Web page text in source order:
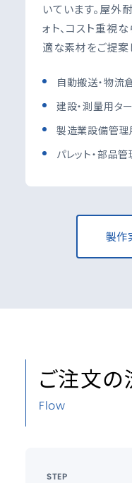
いています。屋外
ォト、コスト重視
適な素材をご提案
自動搬送・物流
建設・測量用タ
製造業設備管
パレット・部品
製作
ご注文の
Flow
STEP